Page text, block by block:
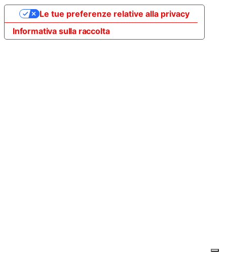
Informativa sulla raccolta
Le tue preferenze relative alla privacy